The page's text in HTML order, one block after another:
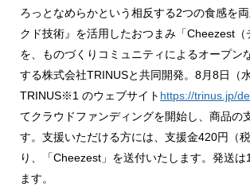
ろっとなめらかという相反する2つの食感を
クド技術』を活用したおつまみ「Cheezest（
を、ものづくりコミュニティによるオープン
する株式会社TRINUSと共同開発。8月8日（水
TRINUS※1 のウェブサイト https://trinus.jp/
てクラウドファンディングを開始し、商品の
す。支援いただける方には、支援金420円（
り、「Cheezest」を送付いたします。発送
ます。